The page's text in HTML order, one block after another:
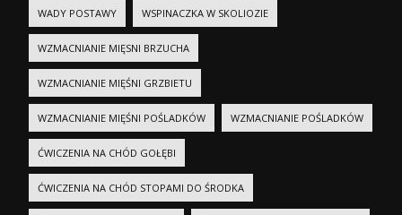
WADY POSTAWY WSPINACZKA W SKOLIOZIE
WZMACNIANIE MIĘSNI BRZUCHA
WZMACNIANIE MIĘŚNI GRZBIETU
WZMACNIANIE MIĘŚNI POŚLADKÓW WZMACNIANIE POŚLADKÓW
ĆWICZENIA NA CHÓD GOŁĘBI
ĆWICZENIA NA CHÓD STOPAMI DO ŚRODKA